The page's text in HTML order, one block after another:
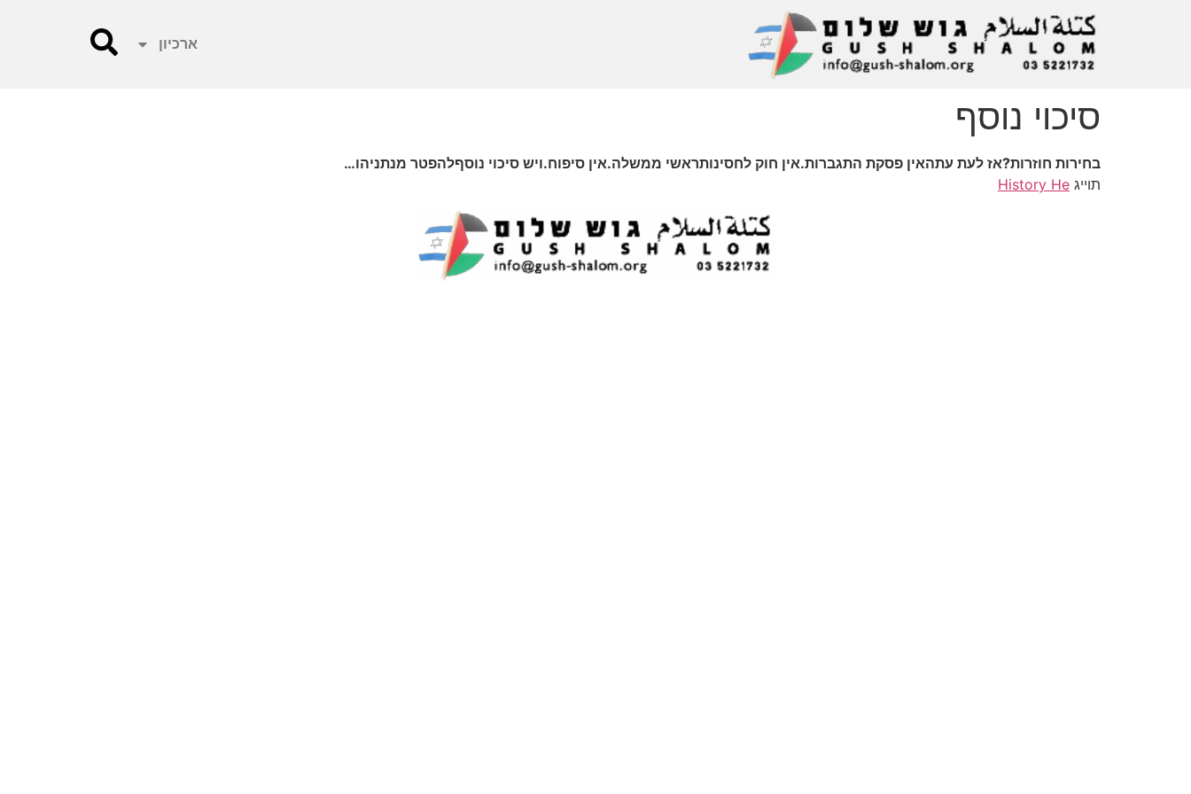
ארכיון
סיכוי נוסף
בחירות חוזרות?אז לעת עתהאין פסקת התגברות.אין חוק לחסינותראשי ממשלה.אין סיפוח.ויש סיכוי נוסףלהפטר מנתניהו…
תוייג History He